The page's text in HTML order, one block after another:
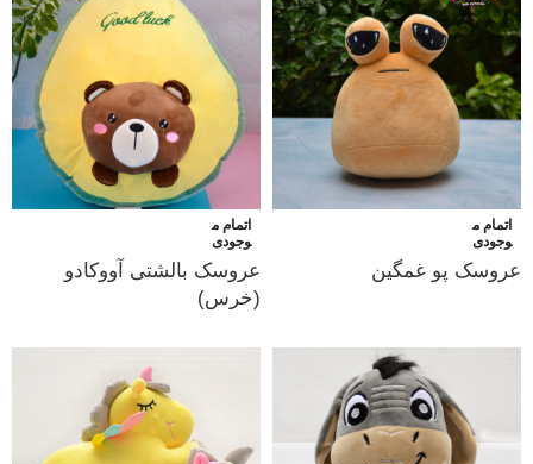
اتمام م
وجودی
عروسک پو غمگین
اتمام م
وجودی
عروسک بالشتی آووکادو
(خرس)